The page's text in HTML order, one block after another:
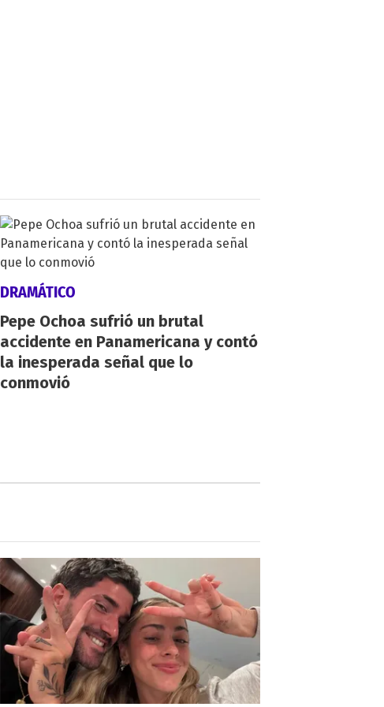
DRAMÁTICO
Pepe Ochoa sufrió un brutal
accidente en Panamericana y contó
la inesperada señal que lo
conmovió